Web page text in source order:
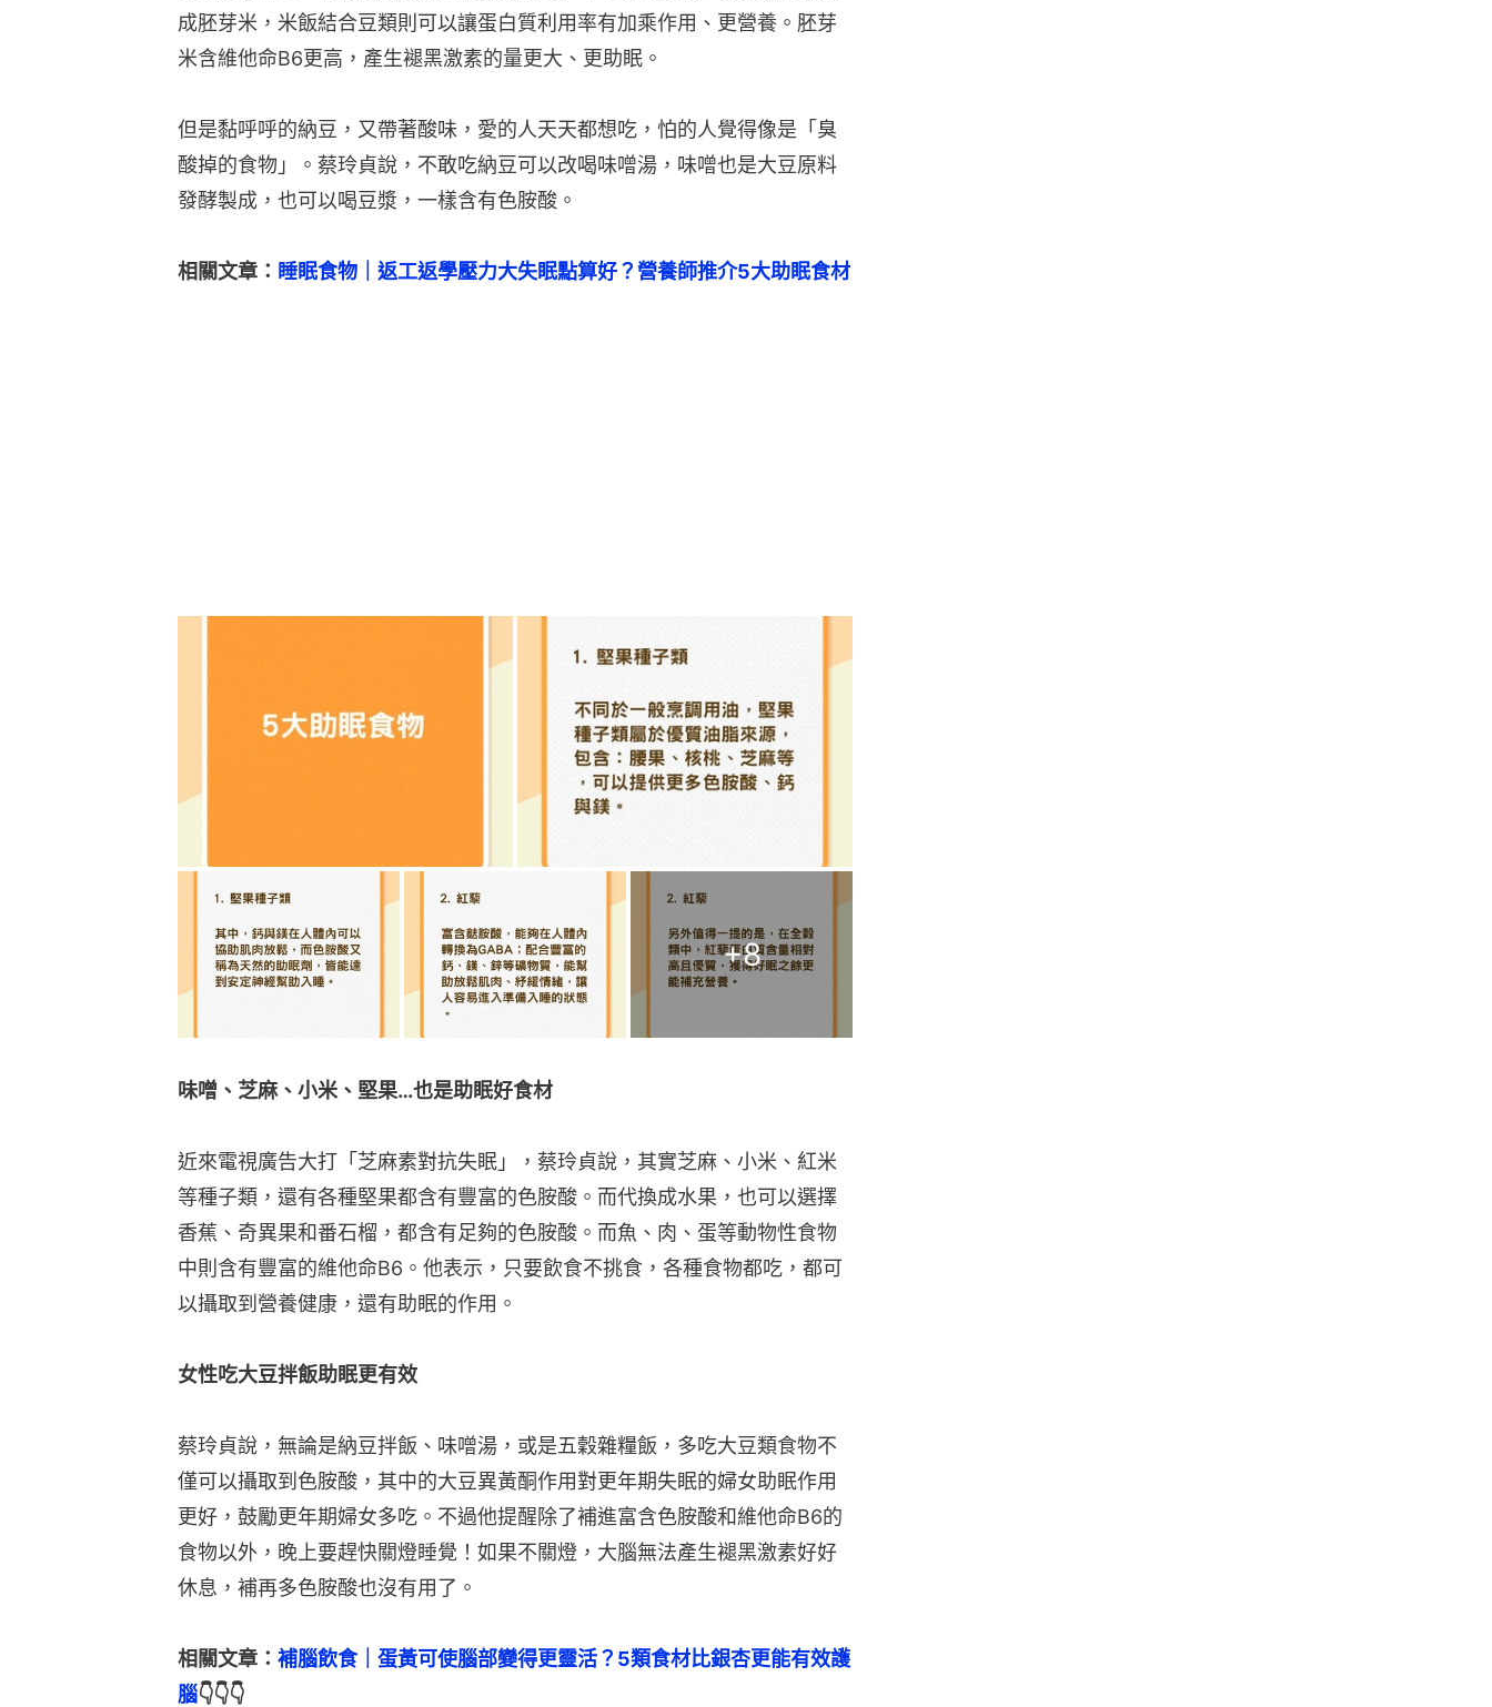
成胚芽米，米飯結合豆類則可以讓蛋白質利用率有加乘作用、更營養。胚芽
米含維他命B6更高，產生褪黑激素的量更大、更助眠。
但是黏呼呼的納豆，又帶著酸味，愛的人天天都想吃，怕的人覺得像是「臭
酸掉的食物」。蔡玲貞說，不敢吃納豆可以改喝味噌湯，味噌也是大豆原料
發酵製成，也可以喝豆漿，一樣含有色胺酸。
相關文章： 睡眠食物｜返工返學壓力大失眠點算好？營養師推介5大助眠食材
+8
味噌、芝麻、小米、堅果…也是助眠好食材
近來電視廣告大打「芝麻素對抗失眠」，蔡玲貞說，其實芝麻、小米、紅米
等種子類，還有各種堅果都含有豐富的色胺酸。而代換成水果，也可以選擇
香蕉、奇異果和番石榴，都含有足夠的色胺酸。而魚、肉、蛋等動物性食物
中則含有豐富的維他命B6。他表示，只要飲食不挑食，各種食物都吃，都可
以攝取到營養健康，還有助眠的作用。
女性吃大豆拌飯助眠更有效
蔡玲貞說，無論是納豆拌飯、味噌湯，或是五穀雜糧飯，多吃大豆類食物不
僅可以攝取到色胺酸，其中的大豆異黃酮作用對更年期失眠的婦女助眠作用
更好，鼓勵更年期婦女多吃。不過他提醒除了補進富含色胺酸和維他命B6的
食物以外，晚上要趕快關燈睡覺！如果不關燈，大腦無法產生褪黑激素好好
休息，補再多色胺酸也沒有用了。
相關文章： 補腦飲食｜蛋黃可使腦部變得更靈活？5類食材比銀杏更能有效護
腦👇👇👇